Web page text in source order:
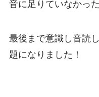
音に足りていなかっ
最後まで意識し音読
題になりました！